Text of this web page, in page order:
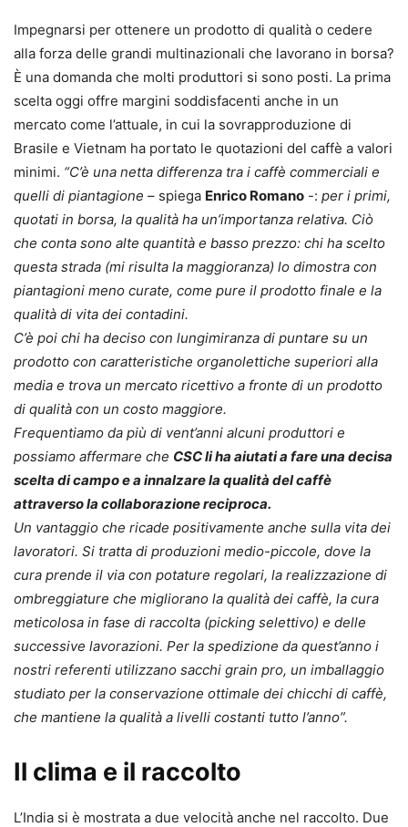
Impegnarsi per ottenere un prodotto di qualità o cedere
alla forza delle grandi multinazionali che lavorano in borsa?
È una domanda che molti produttori si sono posti. La prima
scelta oggi offre margini soddisfacenti anche in un
mercato come l’attuale, in cui la sovrapproduzione di
Brasile e Vietnam ha portato le quotazioni del caffè a valori
minimi. “C’è una netta differenza tra i caffè commerciali e
quelli di piantagione – spiega Enrico Romano -: per i primi,
quotati in borsa, la qualità ha un’importanza relativa. Ciò
che conta sono alte quantità e basso prezzo: chi ha scelto
questa strada (mi risulta la maggioranza) lo dimostra con
piantagioni meno curate, come pure il prodotto finale e la
qualità di vita dei contadini.
C’è poi chi ha deciso con lungimiranza di puntare su un
prodotto con caratteristiche organolettiche superiori alla
media e trova un mercato ricettivo a fronte di un prodotto
di qualità con un costo maggiore.
Frequentiamo da più di vent’anni alcuni produttori e
possiamo affermare che CSC li ha aiutati a fare una decisa
scelta di campo e a innalzare la qualità del caffè
attraverso la collaborazione reciproca.
Un vantaggio che ricade positivamente anche sulla vita dei
lavoratori. Si tratta di produzioni medio-piccole, dove la
cura prende il via con potature regolari, la realizzazione di
ombreggiature che migliorano la qualità dei caffè, la cura
meticolosa in fase di raccolta (picking selettivo) e delle
successive lavorazioni. Per la spedizione da quest’anno i
nostri referenti utilizzano sacchi grain pro, un imballaggio
studiato per la conservazione ottimale dei chicchi di caffè,
che mantiene la qualità a livelli costanti tutto l’anno”.
Il clima e il raccolto
L’India si è mostrata a due velocità anche nel raccolto. Due